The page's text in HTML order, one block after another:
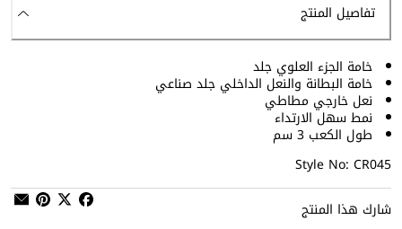
تفاصيل المنتج
خامة الجزء العلوي جلد
خامة البطانة والنعل الداخلي جلد صناعي
نعل خارجي مطاطي
نمط سهل الارتداء
طول الكعب 3 سم
Style No: CR045
شارك هذا المنتج